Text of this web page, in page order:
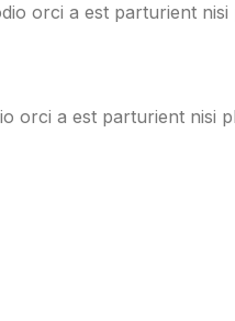
orci a est parturient
orci a est parturient nisi